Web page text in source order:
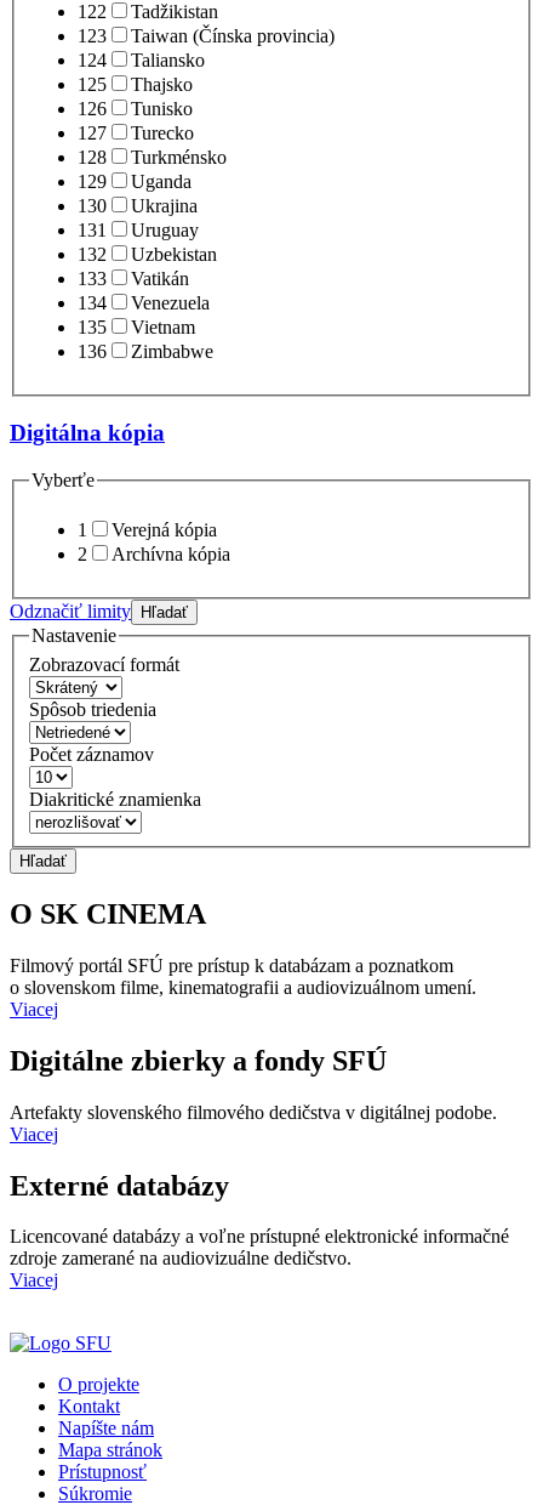
122
Tadžikistan
123
Taiwan (Čínska provincia)
124
Taliansko
125
Thajsko
126
Tunisko
127
Turecko
128
Turkménsko
129
Uganda
130
Ukrajina
131
Uruguay
132
Uzbekistan
133
Vatikán
134
Venezuela
135
Vietnam
136
Zimbabwe
Digitálna kópia
Vyberťe
1
Verejná kópia
2
Archívna kópia
Odznačiť limity Hľadať
Nastavenie
Zobrazovací formát
Spôsob triedenia
Počet záznamov
Diakritické znamienka
Hľadať
O SK CINEMA
Filmový portál SFÚ pre prístup k databázam a poznatkom
o slovenskom filme, kinematografii a audiovizuálnom umení.
Viacej
Digitálne zbierky a fondy SFÚ
Artefakty slovenského filmového dedičstva v digitálnej podobe.
Viacej
Externé databázy
Licencované databázy a voľne prístupné elektronické informačné
zdroje zamerané na audiovizuálne dedičstvo.
Viacej
O projekte
Kontakt
Napíšte nám
Mapa stránok
Prístupnosť
Súkromie